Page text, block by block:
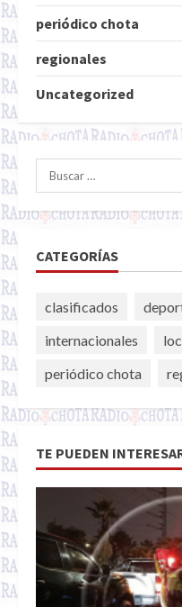
periódico chota
regionales
Uncategorized
Buscar:
CATEGORÍAS
clasificados
internacionales
periódico chota
TE PUEDEN